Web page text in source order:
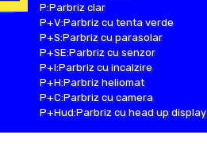
P:Parbriz clar
P+V:Parbriz cu tenta verde
P+S:Parbriz cu parasolar
P+SE:Parbriz cu senzor
P+I:Parbriz cu incalzire
P+H:Parbriz heliomat
P+C:Parbriz cu camera
P+Hud:Parbriz cu head up display